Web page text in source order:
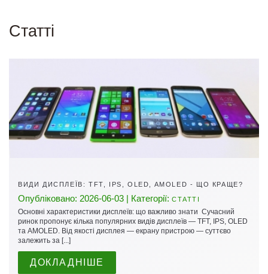
Cтатті
ВИДИ ДИСПЛЕЇВ: TFT, IPS, OLED, AMOLED - ЩО КРАЩЕ?
Опубліковано: 2026-06-03 | Категорії: СТАТТІ
Основні характеристики дисплеїв: що важливо знати Сучасний
ринок пропонує кілька популярних видів дисплеїв — TFT, IPS, OLED
та AMOLED. Від якості дисплея — екрану пристрою — суттєво
залежить за [...]
ДОКЛАДНІШЕ